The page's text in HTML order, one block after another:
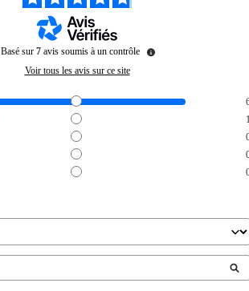
Basé sur 7 avis soumis à un contrôle
Voir tous les avis sur ce site